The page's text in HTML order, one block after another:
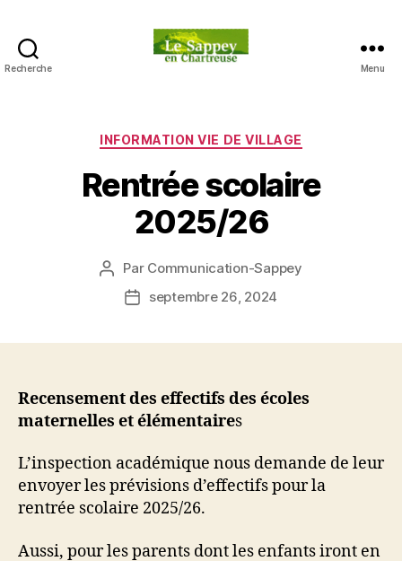
Recherche
en
Chartreuse
Menu
Catégories
INFORMATION VIE DE VILLAGE
Rentrée scolaire
2025/26
Auteur
l’article
Par Communication-Sappey
Dateseptembre 26, 2024
Recensement des effectifs des écoles
maternelles et élémentaires
L’inspection académique nous demande de leur
envoyer les prévisions d’effectifs pour la
rentrée scolaire 2025/26.
Aussi, pour les parents dont les enfants iront en